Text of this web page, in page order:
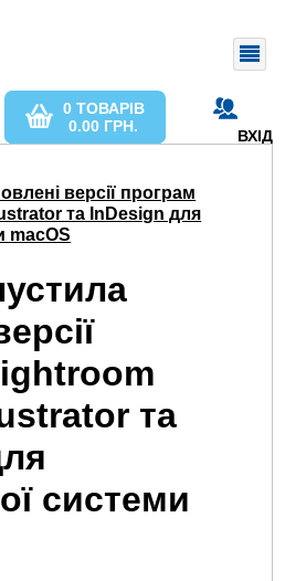
ВХІД
0 ТОВАРІВ
0.00 ГРН.
версії програм
та InDesign для
macOS
та
системи